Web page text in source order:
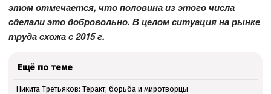
этом отмечается, что половина из этого числа
сделали это добровольно. В целом ситуация на рынке
труда схожа с 2015 г.
Ещё по теме
Никита Третьяков: Теракт, борьба и миротворцы